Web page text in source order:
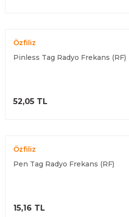
Özfiliz
Pinless Tag Radyo Frekans (RF)
52,05 TL
Özfiliz
Pen Tag Radyo Frekans (RF)
15,16 TL